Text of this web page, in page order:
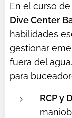
En el curso de
Dive Center
habilidades
gestionar
fuera del
para
RCP y